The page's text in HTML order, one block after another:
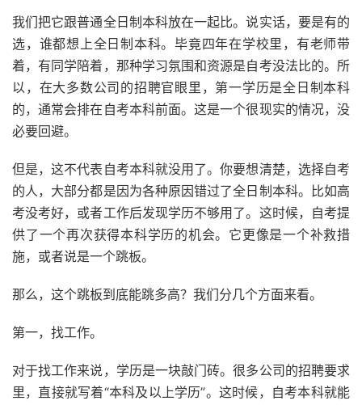
我们把它跟普通全日制本科放在一起比。说实话，要是有的
选，谁都想上全日制本科。毕竟四年在学校里，有老师带
着，有同学陪着，那种学习氛围和资源是自考没法比的。所
以，在大多数公司的招聘官眼里，第一学历是全日制本科
的，通常会排在自考本科前面。这是一个很现实的情况，没
必要回避。
但是，这不代表自考本科就没用了。你要想清楚，选择自考
的人，大部分都是因为各种原因错过了全日制本科。比如高
考没考好，或者工作后发现学历不够用了。这时候，自考提
供了一个再次获得本科学历的机会。它更像是一个补救措
施，或者说是一个跳板。
那么，这个跳板到底能跳多高？我们分几个方面来看。
第一，找工作。
对于找工作来说，学历是一块敲门砖。很多公司的招聘要求
里，直接就写着“本科及以上学历”。这时候，自考本科就能